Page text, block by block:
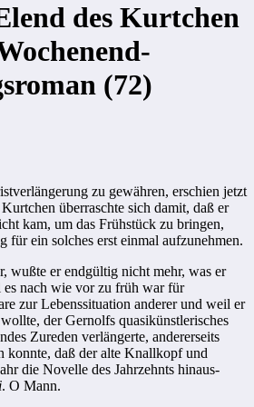
des Kurtchen
(72)
zu gewähren, erschien jetzt
überraschte sich damit, daß er
kam, um das Frühstück zu bringen,
für ein solches erst einmal aufzunehmen.
wußte er endgültig nicht mehr, was er
nach wie vor zu früh war für
zur Lebenssituation anderer und weil er
der Gernolfs quasikünstlerisches
Zureden ver­längerte, andererseits
konnte, daß der alte Knall­kopf und
die Novelle des Jahrzehnts hinaus­
. O Mann.